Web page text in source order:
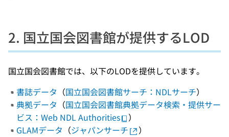
2. 国立国会図書館が提供するLOD
国立国会図書館では、以下のLODを提供しています。
書誌データ （国立国会図書館サーチ：NDLサーチ）
典拠データ （国立国会図書館典拠データ検索・提供サー
ビス：Web NDL Authorities
）
GLAMデータ （ジャパンサーチ ）